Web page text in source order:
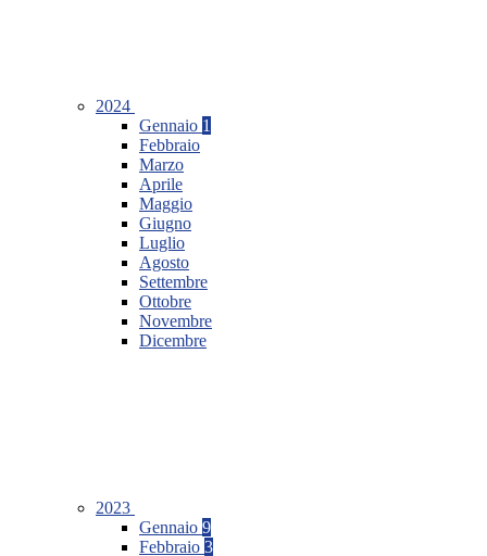
2024
Gennaio 1
Febbraio
Marzo
Aprile
Maggio
Giugno
Luglio
Agosto
Settembre
Ottobre
Novembre
Dicembre
2023
Gennaio 9
Febbraio 3